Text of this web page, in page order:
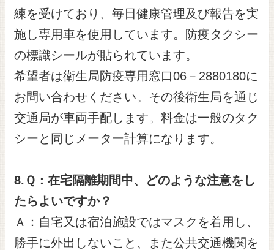
練を受けており、毎日健康管理及び報告を実
施し専用車を使用しています。防疫タクシー
の標識シールが貼られています。
希望者は衛生局防疫専用窓口06－2880180に
お問い合わせください。その後衛生局を通じ
交通局が車両手配します。料金は一般のタク
シーと同じメーター計算になります。
8. Ｑ：在宅隔離期間中、どのような注意をし
たらよいですか？
Ａ：自宅又は宿泊施設ではマスクを着用し、
勝手に外出しないこと、また公共交通機関を